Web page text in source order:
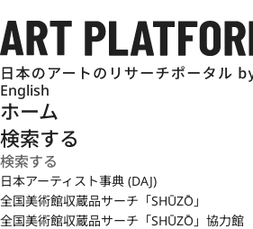
English
ホーム
検索する
日本アーティスト事典 (DAJ)
全国美術館収蔵品サーチ「SHŪZŌ」
全国美術館収蔵品サーチ「SHŪZŌ」協力館